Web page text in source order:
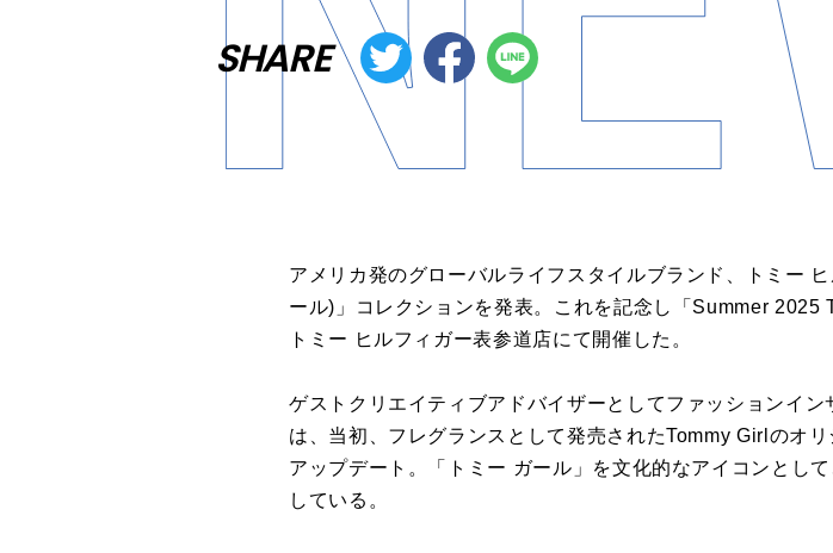
SHARE
アメリカ発のグローバルライフスタイルブランド、トミー
ール)」コレクションを発表。これを記念し「Summer
トミー ヒルフィガー表参道店にて開催した。
ゲストクリエイティブアドバイザーとしてファッションイ
は、当初、フレグランスとして発売されたTommy Girlのオ
アップデート。「トミー ガール」を文化的なアイコンとし
している。